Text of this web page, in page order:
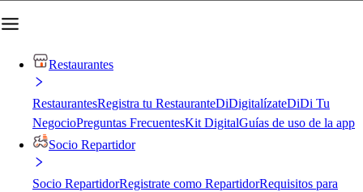
Restaurantes
RestaurantesRegistra tu RestauranteDiDigitalízateDiDi Tu
NegocioPreguntas FrecuentesKit DigitalGuías de uso de la app
Socio Repartidor
Socio RepartidorRegistrate como RepartidorRequisitos para